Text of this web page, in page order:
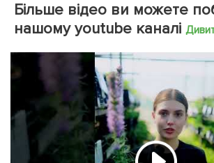
Більше відео ви можете
нашому youtube каналі